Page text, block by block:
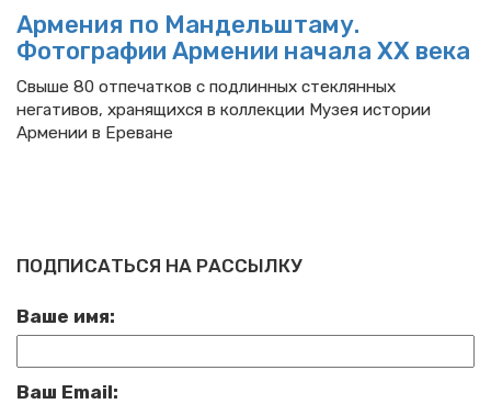
Армения по Мандельштаму.
Фотографии Армении начала ХХ века
Свыше 80 отпечатков с подлинных стеклянных
негативов, хранящихся в коллекции Музея истории
Армении в Ереване
ПОДПИСАТЬСЯ НА РАССЫЛКУ
Ваше имя:
Ваш Email: